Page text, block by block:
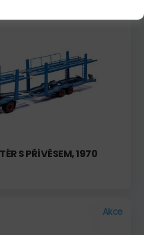
S PŘÍVĚSEM, 1970
Akce